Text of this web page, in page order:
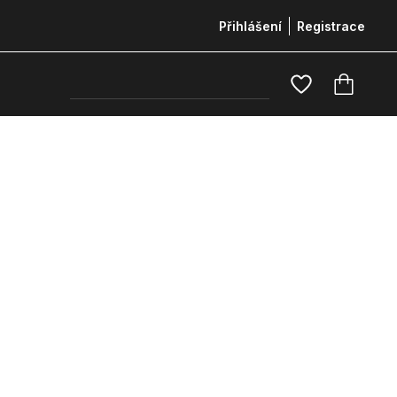
Přihlášení Registrace